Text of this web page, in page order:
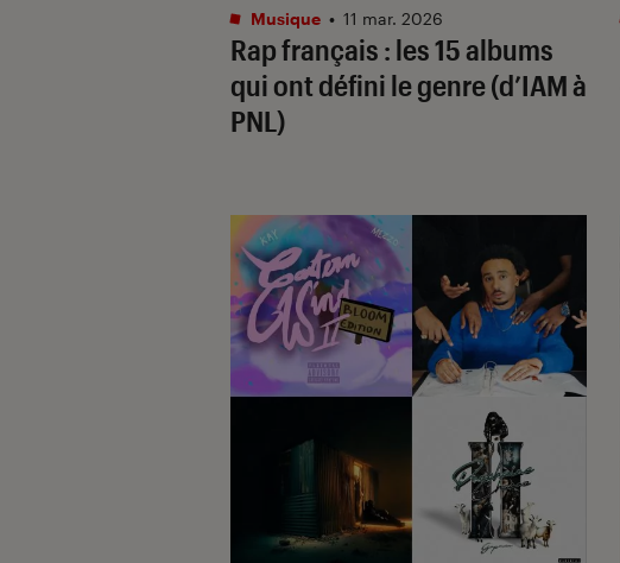
Rap français : les 15 albums
qui ont défini le genre (d’IAM à
PNL)
Musique • 11 mar. 2026